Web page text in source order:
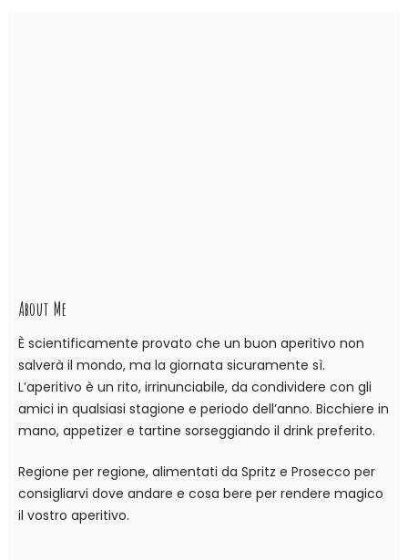
About Me
È scientificamente provato che un buon aperitivo non
salverà il mondo, ma la giornata sicuramente sì.
L’aperitivo è un rito, irrinunciabile, da condividere con gli
amici in qualsiasi stagione e periodo dell’anno. Bicchiere in
mano, appetizer e tartine sorseggiando il drink preferito.
Regione per regione, alimentati da Spritz e Prosecco per
consigliarvi dove andare e cosa bere per rendere magico
il vostro aperitivo.